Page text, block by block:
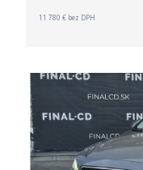
11 780 € bez DPH